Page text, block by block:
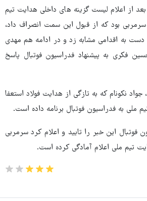
از اعلام لیست گزینه های داخلی هدایت تیم
سرمربی بود که از قبول این سمت انصراف داد،
دست به اقدامی مشابه زد و در ادامه هم مهدی
فکری به پیشنهاد فدراسیون فوتبال پاسخ
نکونام که به تازگی از هدایت فولاد استعفا
ملی به فدراسیون فوتبال برنامه داده است.
فوتبال این خبر را تایید و اعلام کرد سرمربی
تیم ملی اعلام آمادگی کرده است.